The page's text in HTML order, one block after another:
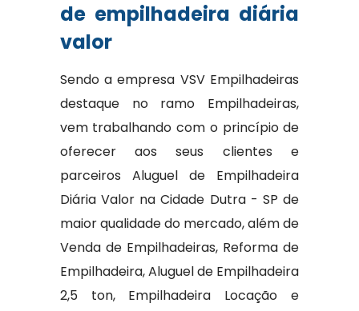
de empilhadeira diária
valor
Sendo a empresa VSV Empilhadeiras
destaque no ramo Empilhadeiras,
vem trabalhando com o princípio de
oferecer aos seus clientes e
parceiros Aluguel de Empilhadeira
Diária Valor na Cidade Dutra - SP de
maior qualidade do mercado, além de
Venda de Empilhadeiras, Reforma de
Empilhadeira, Aluguel de Empilhadeira
2,5 ton, Empilhadeira Locação e